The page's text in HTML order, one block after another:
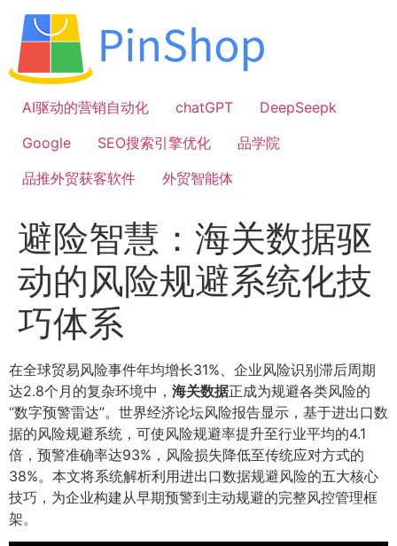
容
AI驱动的营销自动化
chatGPT
DeepSeepk
Google
SEO搜索引擎优化
品学院
品推外贸获客软件
外贸智能体
避险智慧：海关数据驱
动的风险规避系统化技
巧体系
在全球贸易风险事件年均增长31%、企业风险识别滞后周期
达2.8个月的复杂环境中， 海关数据正成为规避各类风险的
“数字预警雷达”。世界经济论坛风险报告显示，基于进出口数
据的风险规避系统，可使风险规避率提升至行业平均的4.1
倍，预警准确率达93%，风险损失降低至传统应对方式的
38%。本文将系统解析利用进出口数据规避风险的五大核心
技巧，为企业构建从早期预警到主动规避的完整风控管理框
架。